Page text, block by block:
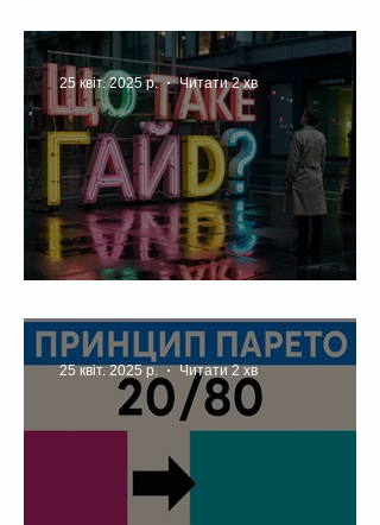
25 квіт. 2025 р. Читати 2 хв
25 квіт. 2025 р. Читати 2 хв